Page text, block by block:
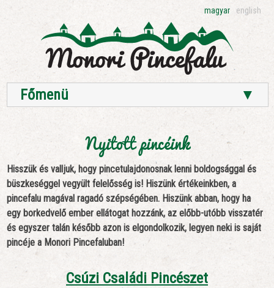
magyar english
Főmenü ▼
Nyitott pincéink
Hisszük és valljuk, hogy pincetulajdonosnak lenni boldogsággal és
büszkeséggel vegyült felelősség is! Hiszünk értékeinkben, a
pincefalu magával ragadó szépségében. Hiszünk abban, hogy ha
egy borkedvelő ember ellátogat hozzánk, az előbb-utóbb visszatér
és egyszer talán később azon is elgondolkozik, legyen neki is saját
pincéje a Monori Pincefaluban!
Csúzi Családi Pincészet